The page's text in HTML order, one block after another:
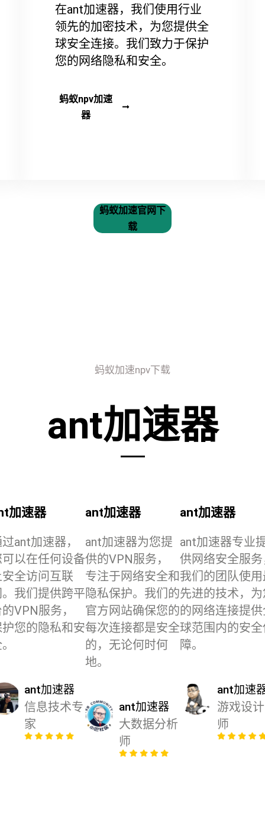
在ant加速器，我们使用行业
领先的加密技术，为您提供全
球安全连接。我们致力于保护
您的网络隐私和安全。
蚂蚁npv加速
器
蚂蚁加速官网下
载
蚂蚁加速npv下载
ant加速器
加速器
ant加速器，
以在任何设备
全访问互联
我们提供跨平
VPN服务，
您的隐私和安
ant加速器
信息技术专
家
ant加速器
ant加速器为您提
供的VPN服务，
专注于网络安全和
隐私保护。我们的
官方网站确保您的
每次连接都是安全
的，无论何时何
地。
ant加速器
大数据分析
师
ant加速器
ant加速器专业
供网络安全服
我们的团队使
先进的技术，
的网络连接提
球范围内的安
障。
ant加速
游戏设计
师